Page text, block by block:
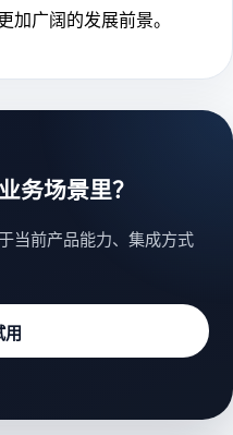
加广阔的发展前景。
务场景里？
当前产品能力、集成方式
用